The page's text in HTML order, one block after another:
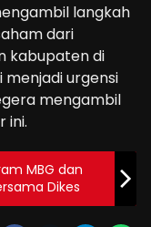
langkah
dari
kabupaten di
menjadi urgensi
mengambil
ini.
MBG dan
Dikes